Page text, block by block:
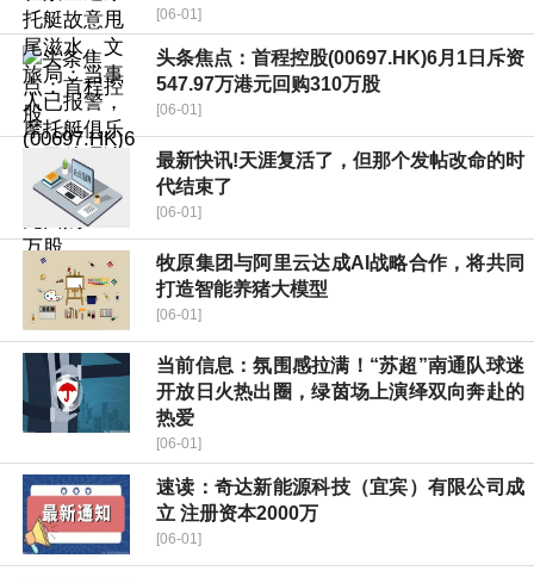
[06-01]
头条焦点：首程控股(00697.HK)6月1日斥资
547.97万港元回购310万股
[06-01]
最新快讯!天涯复活了，但那个发帖改命的时
代结束了
[06-01]
牧原集团与阿里云达成AI战略合作，将共同
打造智能养猪大模型
[06-01]
当前信息：氛围感拉满！“苏超”南通队球迷
开放日火热出圈，绿茵场上演绎双向奔赴的
热爱
[06-01]
速读：奇达新能源科技（宜宾）有限公司成
立 注册资本2000万
[06-01]